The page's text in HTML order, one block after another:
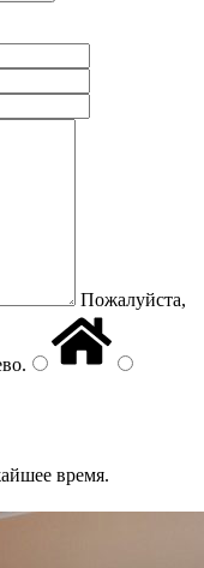
Пожалуйста,
.
время.